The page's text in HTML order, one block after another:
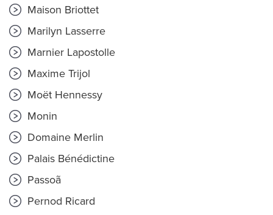
Maison Briottet
Marilyn Lasserre
Marnier Lapostolle
Maxime Trijol
Moët Hennessy
Monin
Domaine Merlin
Palais Bénédictine
Passoã
Pernod Ricard